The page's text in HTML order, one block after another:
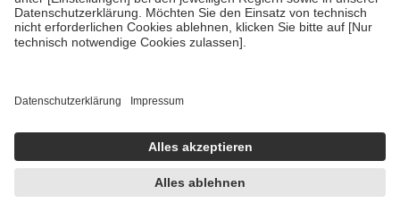
• empfohlenen Schutzimpfungen
• Harn- und Blutteststreifen
getroffen, um sicherzustellen, dass es sich um echte Bewertungen
https://help.etrusted.com/hc/de/articles/4419944605341
Einige Bilder und Inhalte wurden unter Zuhilfenahme künstlicher